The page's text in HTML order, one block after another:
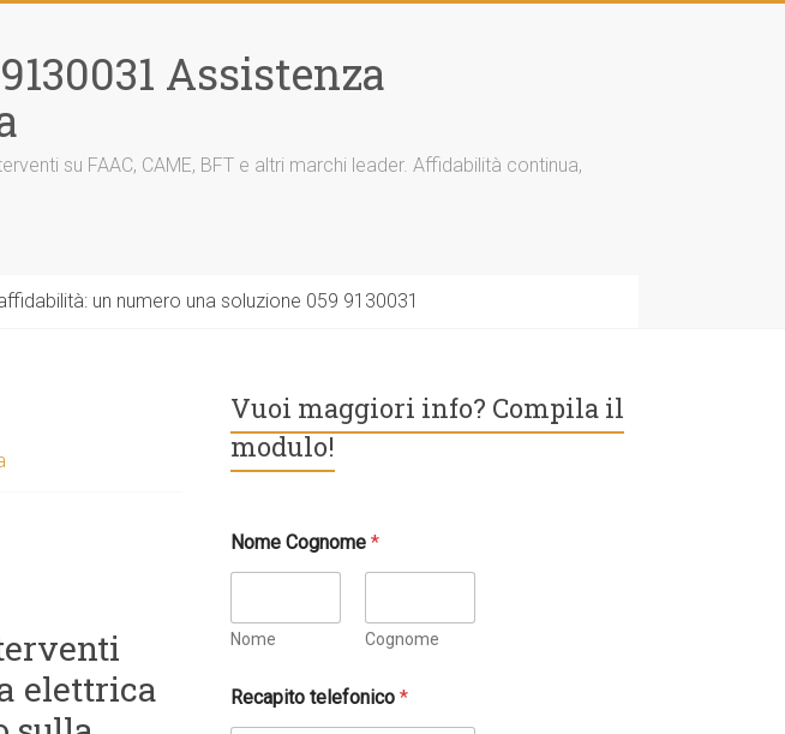
Assistenza
su FAAC, CAME, BFT e altri marchi leader. Affidabilità continua,
un numero una soluzione 059 9130031
elettrica
Vuoi maggiori info? Compila il
modulo!
Nome Cognome*
Nome Cognome
Recapito telefonico*